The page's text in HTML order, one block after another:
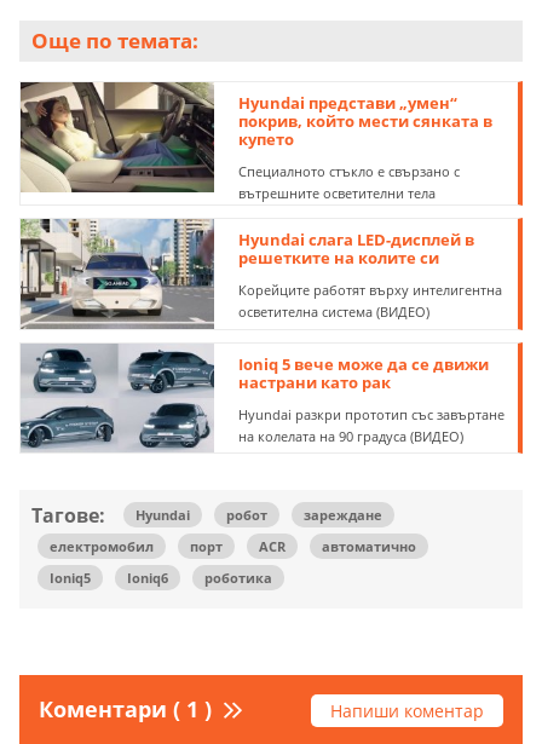
Още по темата:
Hyundai представи „умен“
покрив, който мести сянката в
купето
Специалното стъкло е свързано с
вътрешните осветителни тела
Hyundai слага LED-дисплей в
решетките на колите си
Корейците работят върху интелигентна
осветителна система (ВИДЕО)
Ioniq 5 вече може да се движи
настрани като рак
Hyundai разкри прототип със завъртане
на колелата на 90 градуса (ВИДЕО)
Тагове: Hyundai робот
зареждане
електромобил
порт ACR
автоматично
Ioniq5
Ioniq6 роботика
Коментари ( 1 ) Напиши коментар